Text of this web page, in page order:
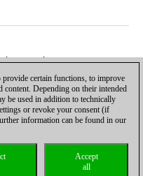
sobre nuestros
contactar Cookies Management
provide certain functions, to improve
content. Depending on their intended
be used in addition to technically
or revoke your consent (if
information can be found in our
Accept
all